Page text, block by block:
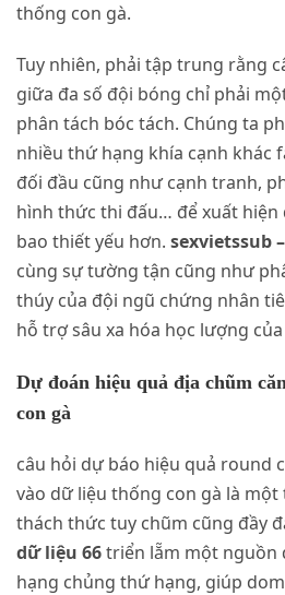
thống con gà.
Tuy nhiên, phải tập trung rằng
giữa đa số đội bóng chỉ phải
phân tách bóc tách. Chúng ta
nhiều thứ hạng khía cạnh khác
đối đầu cũng như cạnh tranh,
hình thức thi đấu… để xuất hiện
bao thiết yếu hơn. sexvietssub
cùng sự tường tận cũng như
thúy của đội ngũ chứng nhân
hỗ trợ sâu xa hóa học lượng
Dự đoán hiệu quả địa chũm
con gà
câu hỏi dự báo hiệu quả round
vào dữ liệu thống con gà là
thách thức tuy chũm cũng đầy
dữ liệu 66triển lẵm một nguồn
hạng chủng thứ hạng, giúp